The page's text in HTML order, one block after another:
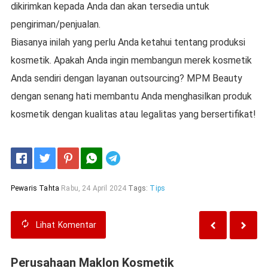
dikirimkan kepada Anda dan akan tersedia untuk
pengiriman/penjualan.
Biasanya inilah yang perlu Anda ketahui tentang produksi
kosmetik. Apakah Anda ingin membangun merek kosmetik
Anda sendiri dengan layanan outsourcing? MPM Beauty
dengan senang hati membantu Anda menghasilkan produk
kosmetik dengan kualitas atau legalitas yang bersertifikat!
Pewaris Tahta Rabu, 24 April 2024 Tags: Tips
Lihat Komentar
Perusahaan Maklon Kosmetik